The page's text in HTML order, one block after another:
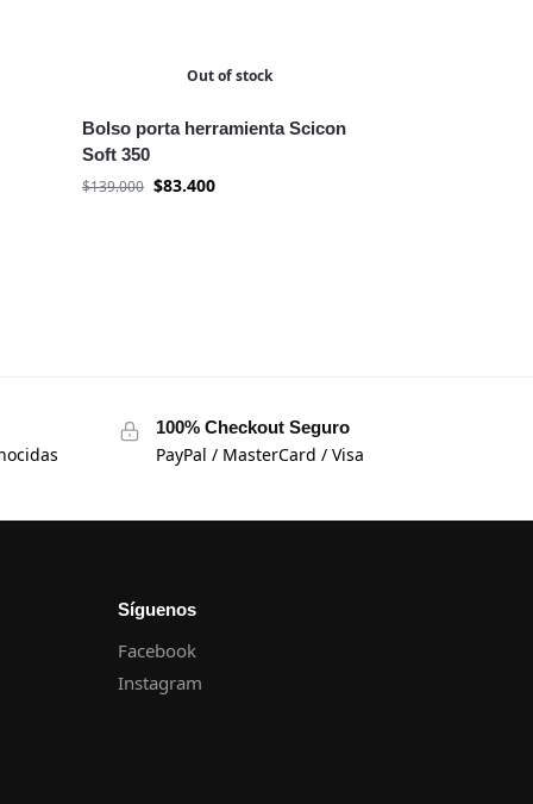
Out of stock
Bolso porta herramienta Scicon
Soft 350
$139.000 $83.400
100% Checkout Seguro
PayPal / MasterCard / Visa
Síguenos
Facebook
Instagram